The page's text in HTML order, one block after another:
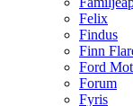
Felix
Findus
Finn
Ford
Forum
Fyris